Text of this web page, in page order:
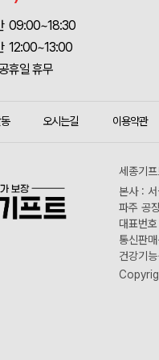
09:00~18:30
12:00~13:00
휴일 휴무
오시는길 이용약관
세종기
본사 :
파주 공
대표번
통신판
건강기